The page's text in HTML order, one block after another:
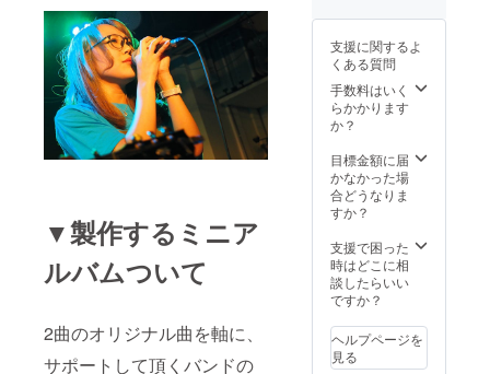
▼製作するミニア
ルバムついて
2曲のオリジナル曲を軸に、
サポートして頂くバンドの
支援に関するよ
くある質問
手数料はいく
らかかります
か？
目標金額に届
かなかった場
合どうなりま
すか？
支援で困った
時はどこに相
談したらいい
ですか？
ヘルプページを
見る